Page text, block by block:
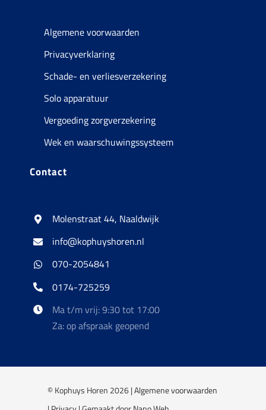
Algemene voorwaarden
Privacyverklaring
Schade- en verliesverzekering
Solo apparatuur
Vergoeding zorgverzekering
Wek en waarschuwingssysteem
Contact
Molenstraat 44, Naaldwijk
info@kophuyshoren.nl
070-2054841
0174-725259
Ma t/m vrij: 9:30 tot 17:00
Za: op afspraak geopend
© Kophuys Horen 2026 |Algemene voorwaarden